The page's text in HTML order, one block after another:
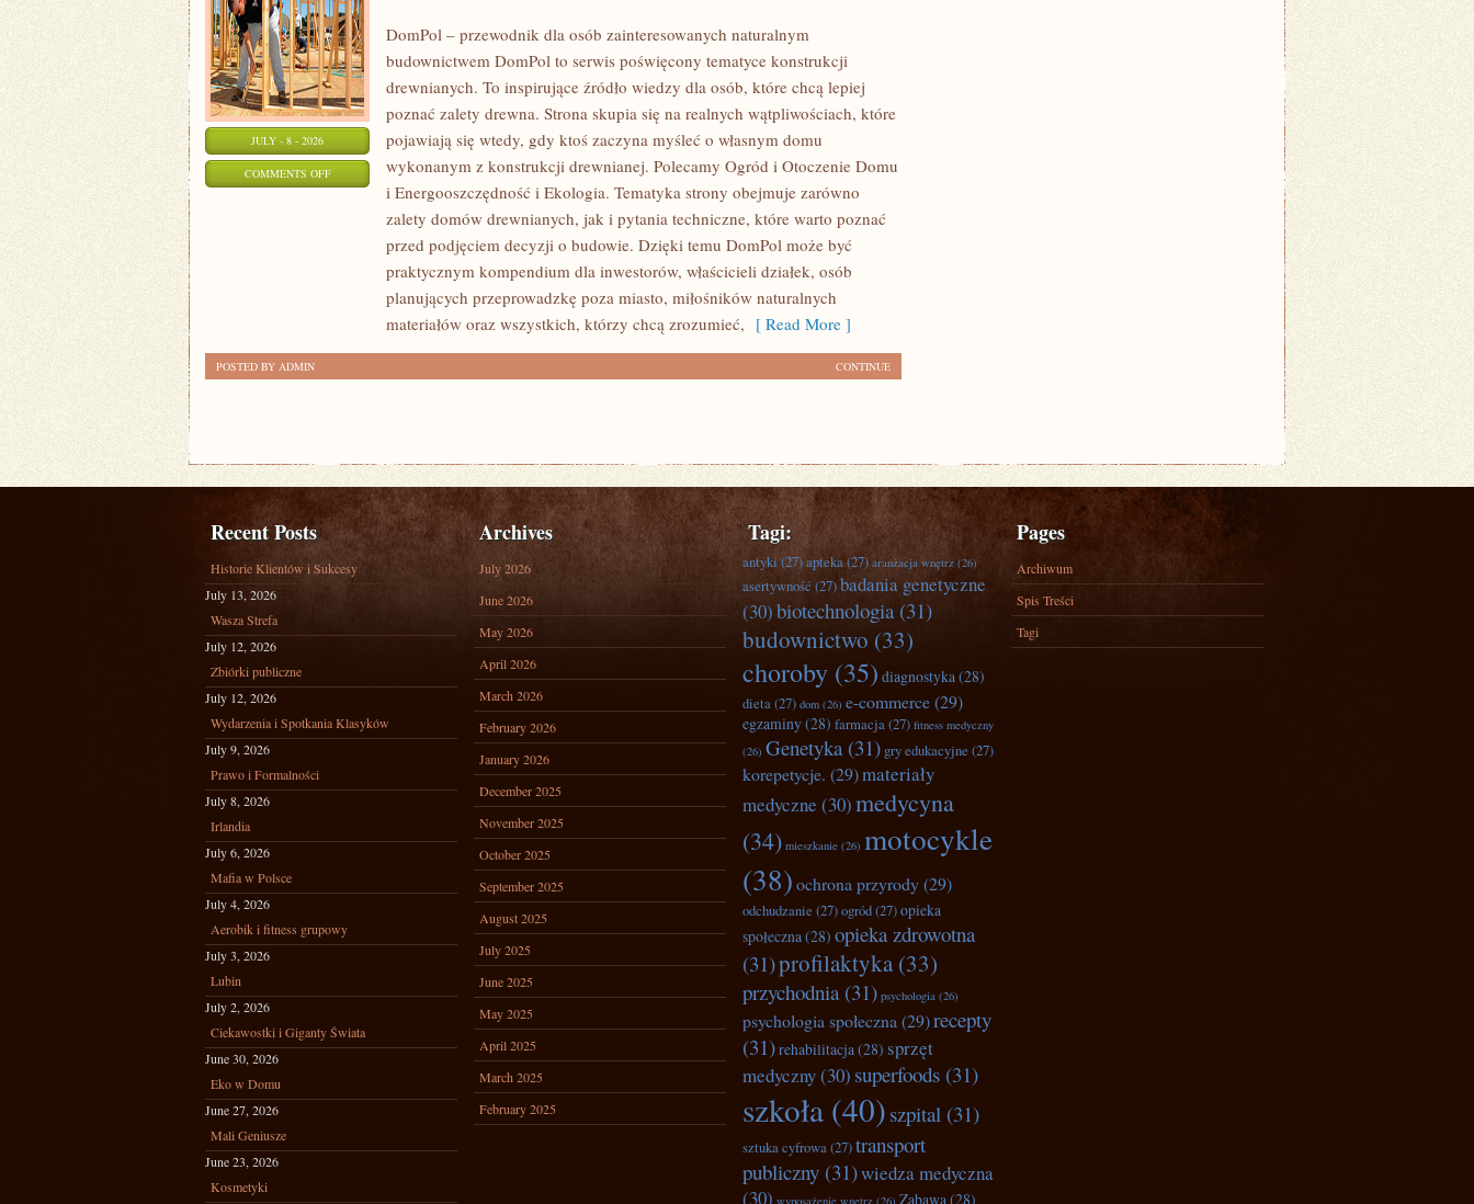
JULY - 8 - 2026
COMMENTS OFFON
FORMALNOŚCI
DomPol – przewodnik dla osób zainteresowanych naturalnym
budownictwem DomPol to serwis poświęcony tematyce konstrukcji
drewnianych. To inspirujące źródło wiedzy dla osób, które chcą lepiej
poznać zalety drewna. Strona skupia się na realnych wątpliwościach, które
pojawiają się wtedy, gdy ktoś zaczyna myśleć o własnym domu
wykonanym z konstrukcji drewnianej. Polecamy Ogród i Otoczenie Domu
i Energooszczędność i Ekologia. Tematyka strony obejmuje zarówno
zalety domów drewnianych, jak i pytania techniczne, które warto poznać
przed podjęciem decyzji o budowie. Dzięki temu DomPol może być
praktycznym kompendium dla inwestorów, właścicieli działek, osób
planujących przeprowadzkę poza miasto, miłośników naturalnych
materiałów oraz wszystkich, którzy chcą zrozumieć, [ Read More ]
CONTINUE
POSTED BY ADMIN
Recent Posts
Historie Klientów i Sukcesy
July 13, 2026
Wasza Strefa
July 12, 2026
Zbiórki publiczne
July 12, 2026
Wydarzenia i Spotkania Klasyków
July 9, 2026
Prawo i Formalności
July 8, 2026
Irlandia
July 6, 2026
Mafia w Polsce
July 4, 2026
Aerobik i fitness grupowy
July 3, 2026
Lubin
July 2, 2026
Ciekawostki i Giganty Świata
June 30, 2026
Eko w Domu
June 27, 2026
Mali Geniusze
June 23, 2026
Kosmetyki
Archives
July 2026
June 2026
May 2026
April 2026
March 2026
February 2026
January 2026
December 2025
November 2025
October 2025
September 2025
August 2025
July 2025
June 2025
May 2025
April 2025
March 2025
February 2025
Tagi:
antyki(27)apteka(27) aranżacja wnętrz (26)
asertywność (27)badania genetyczne
(30)biotechnologia(31)
budownictwo (33)
choroby (35) diagnostyka(28)
dieta(27) dom (26) e-commerce(29)
egzaminy(28) farmacja(27) fitness medyczny
(26) Genetyka(31) gry edukacyjne (27)
korepetycje. (29)materiały
medyczne (30)medycyna
(34) mieszkanie (26) motocykle
(38)ochrona przyrody(29)
odchudzanie (27)ogród(27)opieka
społeczna(28) opieka zdrowotna
(31)profilaktyka(33)
przychodnia(31) psychologia (26)
psychologia społeczna (29)recepty
(31)rehabilitacja(28) sprzęt
medyczny(30) superfoods (31)
szkoła (40) szpital (31)
sztuka cyfrowa(27)transport
publiczny (31)wiedza medyczna
(30) wyposażenie wnętrz (26) Zabawa (28)
Pages
Archiwum
Spis Treści
Tagi